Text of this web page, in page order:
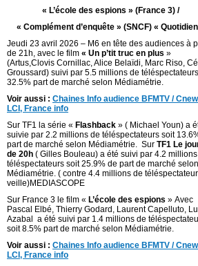
« L’école des espions » (France 3) /
« Complément d’enquête » (SNCF) «
Jeudi 23 avril 2026 – M6 en tête des audiences à
de 21h, avec le film « Un p’tit truc en plus »
(Artus,Clovis Cornillac, Alice Belaïdi, Marc Riso,
Groussard) suivi par 5.5 millions de
32.5% part de marché selon Médiamétrie.
Voir aussi : Chaines Info audience BFMTV /
LCI, France info
Sur TF1 la série « Flashback » ( Michael Youn) a
suivie par 2.2 millions de téléspectateurs soit
part de marché selon Médiamétrie. Sur TF1 Le
de 20h ( Gilles Bouleau) a été suivi par 4.2
téléspectateurs soit 25.9% de part de marché selon
Médiamétrie. ( contre 4.4 millions de
veille)MEDIASCOPE
Sur France 3 le film « L’école des espions » Avec
Pascal Elbé, Thierry Godard, Laurent Capelluto,
Azabal a été suivi par 1.4 millions de
soit 8.5% part de marché selon Médiamétrie.
Voir aussi : Chaines Info audience BFMTV /
LCI, France info